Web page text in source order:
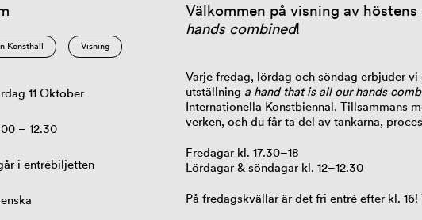
Konsthall Visning
11 Oktober
– 12.30
i entrébiljetten
Välkommen på visning av
hands combined!
Varje fredag, lördag och söndag erbjuder
utställning a hand that is all our hands
Internationella Konstbiennal. Tillsammans
verken, och du får ta del av tankarna,
Fredagar kl. 17.30–18
Lördagar & söndagar kl. 12–12.30
På fredagskvällar är det fri entré efter kl.